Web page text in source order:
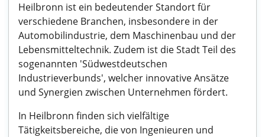
Heilbronn ist ein bedeutender Standort für
verschiedene Branchen, insbesondere in der
Automobilindustrie, dem Maschinenbau und der
Lebensmitteltechnik. Zudem ist die Stadt Teil des
sogenannten 'Südwestdeutschen
Industrieverbunds', welcher innovative Ansätze
und Synergien zwischen Unternehmen fördert.
In Heilbronn finden sich vielfältige
Tätigkeitsbereiche, die von Ingenieuren und